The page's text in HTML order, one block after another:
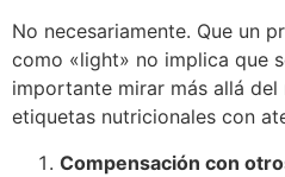
No necesariamente. Que un
como «light» no implica que
importante mirar más allá
etiquetas nutricionales con
Compensación con